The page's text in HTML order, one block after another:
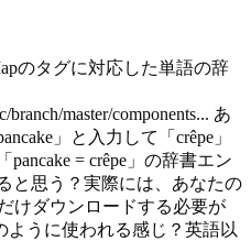
のタグに対応した単語の辞
branch/master/components... あ
」と入力して「crêpe」
= crêpe」の辞書エン
と思う？実際には、あなたの
けダウンロードする必要が
ように使われる感じ？英語以